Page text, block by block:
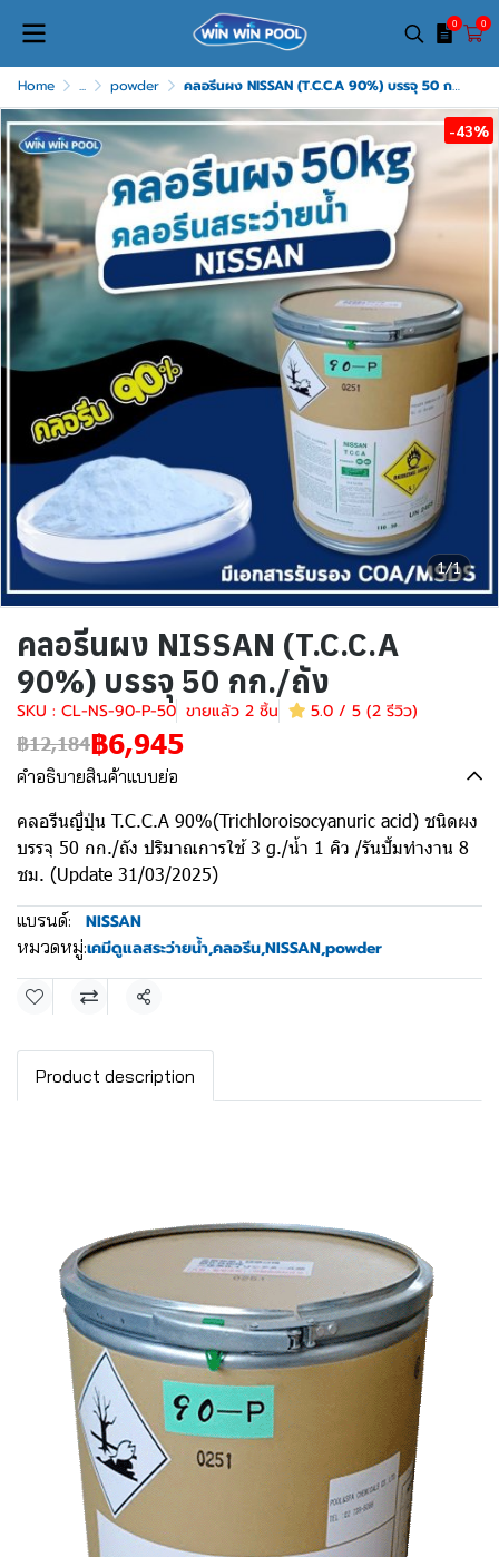
0 0
Home ... powder คลอรีนผง NISSAN (T.C.C.A 90%) บรรจุ 50 กก./ถัง
1/1
-43%
คลอรีนผง NISSAN (T.C.C.A
90%) บรรจุ 50 กก./ถัง
SKU : CL-NS-90-P-50 ขายแล้ว 2 ชิ้น 5.0 / 5 (2 รีวิว)
฿12,184฿6,945
คำอธิบายสินค้าแบบย่อ
คลอรีนญี่ปุ่น T.C.C.A 90%(Trichloroisocyanuric acid) ชนิดผง
บรรจุ 50 กก./ถัง ปริมาณการใช้ 3 g./น้ำ 1 คิว /รันปั้มทำงาน 8
ชม. (Update 31/03/2025)
แบรนด์: NISSAN
หมวดหมู่:เคมีดูแลสระว่ายน้ำ,คลอรีน,NISSAN,powder
แชร์
Product description